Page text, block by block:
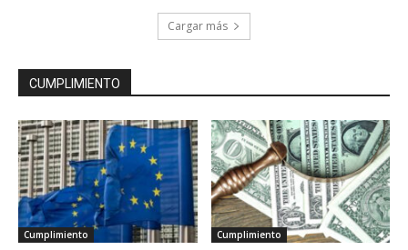
Cargar más
CUMPLIMIENTO
Cumplimiento Cumplimiento